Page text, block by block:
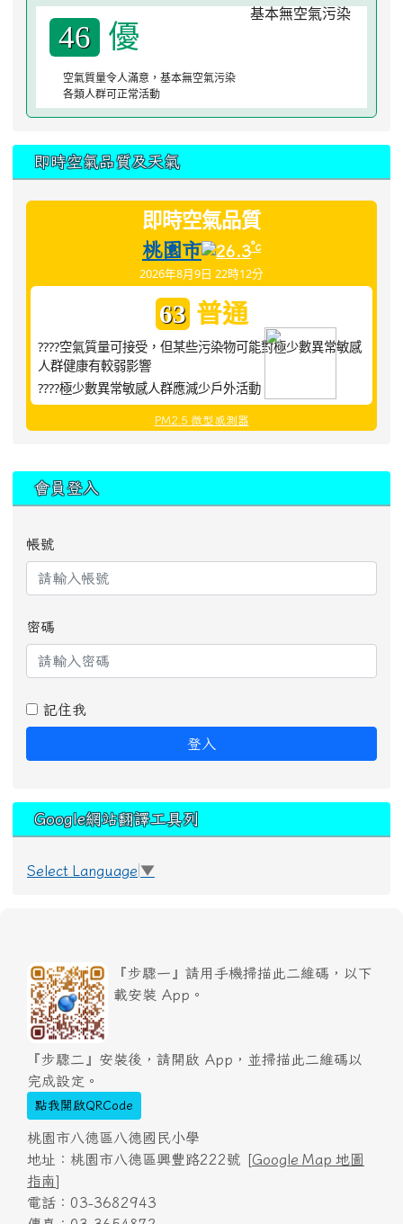
46 優
空氣質量令人滿意，基本無空氣污染
各類人群可正常活動
即時空氣品質及天氣
即時空氣品質
桃園市 26.3°c
2026年8月9日 22時12分
63 普通
????空氣質量可接受，但某些污染物可能對極少數異常敏感
人群健康有較弱影響
????極少數異常敏感人群應減少戶外活動
PM2.5 微型感測器
會員登入
帳號
密碼
記住我
登入
Google網站翻譯工具列
Select Language ▼
『步驟一』請用手機掃描此二維碼，以下
載安裝 App。
『步驟二』安裝後，請開啟 App，並掃描此二維碼以
完成設定。
點我開啟QRCode
桃園市八德區八德國民小學
地址：桃園市八德區興豐路222號 [Google Map 地圖
指南]
電話：03-3682943